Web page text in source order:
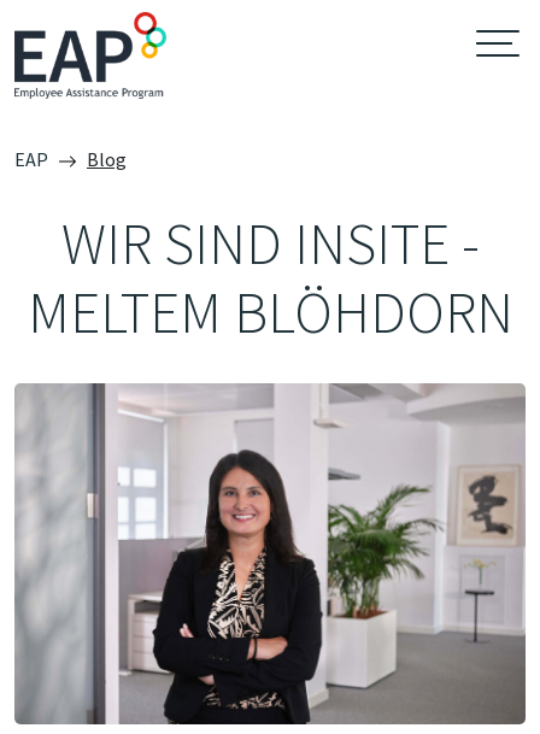
EAP Blog
WIR SIND INSITE -
MELTEM BLÖHDORN